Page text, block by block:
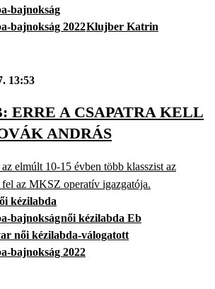
bajnokság
bajnokság 2022Klujber Katrin
13:53
ERRE A CSAPATRA KELL
ANDRÁS
elmúlt 10-15 évben több klasszist az
fel az MKSZ operatív igazgatója.
kézilabda
bajnokságnői kézilabda Eb
női kézilabda-válogatott
bajnokság 2022